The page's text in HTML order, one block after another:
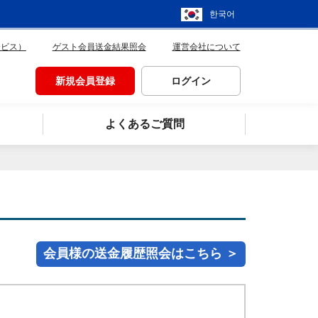
한국어
ス） ゲスト会員送金結果照会 運営会社について
新規会員登録 ログイン
よくあるご質問
会員様の送金履歴照会はこちら ＞